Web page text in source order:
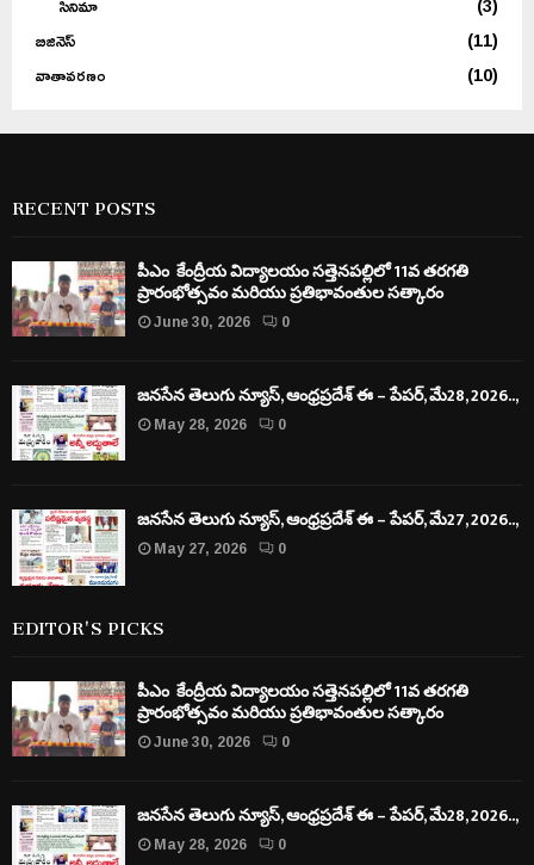
బిజినెస్
(11)
వాతావరణం
(10)
RECENT POSTS
పీఎం కేంద్రీయ విద్యాలయం సత్తెనపల్లిలో 11వ తరగతి
ప్రారంభోత్సవం మరియు ప్రతిభావంతుల సత్కారం
June 30, 2026
0
జనసేన తెలుగు న్యూస్, ఆంధ్రప్రదేశ్ ఈ – పేపర్, మే28, 2026..,
May 28, 2026
0
జనసేన తెలుగు న్యూస్, ఆంధ్రప్రదేశ్ ఈ – పేపర్, మే27, 2026..,
May 27, 2026
0
EDITOR'S PICKS
పీఎం కేంద్రీయ విద్యాలయం సత్తెనపల్లిలో 11వ తరగతి
ప్రారంభోత్సవం మరియు ప్రతిభావంతుల సత్కారం
June 30, 2026
0
జనసేన తెలుగు న్యూస్, ఆంధ్రప్రదేశ్ ఈ – పేపర్, మే28, 2026..,
May 28, 2026
0